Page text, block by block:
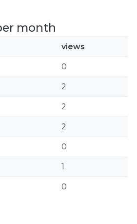
month
views
0
2
2
2
0
1
0